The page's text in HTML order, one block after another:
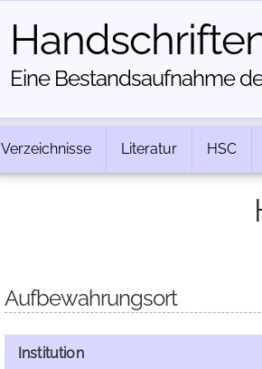
Eine Bestandsaufnahme
Verzeichnisse Literatur HSC
Aufbewahrungsort
Institution